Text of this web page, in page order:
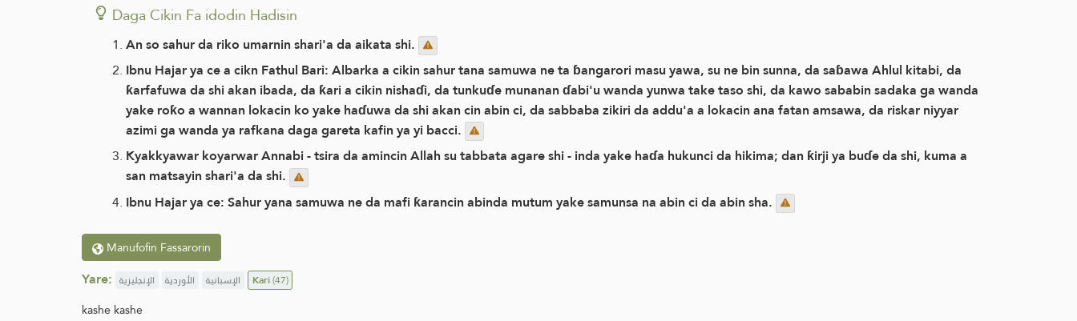
Daga Cikin Fa idodin Hadisin
An so sahur da riko umarnin shari'a da aikata shi.
Ibnu Hajar ya ce a cikn Fathul Bari: Albarka a cikin sahur tana samuwa ne ta ɓangarori masu yawa, su ne bin sunna, da saɓawa Ahlul kitabi, da
ƙarfafuwa da shi akan ibada, da ƙari a cikin nishaɗi, da tunkuɗe munanan ɗabi'u wanda yunwa take taso shi, da kawo sababin sadaka ga wanda
yake roƙo a wannan lokacin ko yake haɗuwa da shi akan cin abin ci, da sabbaba zikiri da addu'a a lokacin ana fatan amsawa, da riskar niyyar
azimi ga wanda ya rafkana daga gareta kafin ya yi bacci.
Kyakkyawar koyarwar Annabi - tsira da amincin Allah su tabbata agare shi - inda yake haɗa hukunci da hikima; dan ƙirji ya buɗe da shi, kuma a
san matsayin shari'a da shi.
Ibnu Hajar ya ce: Sahur yana samuwa ne da mafi ƙarancin abinda mutum yake samunsa na abin ci da abin sha.
Manufofin Fassarorin
Yare: الإنجليزية الأوردية الإسبانية Kari(47)
kashe kashe